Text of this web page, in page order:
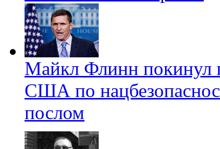
Майкл Флинн покинул
США по
послом